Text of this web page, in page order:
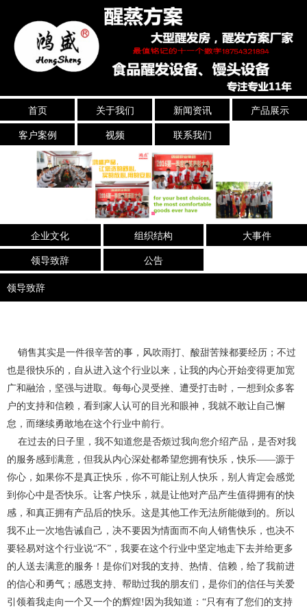
首页 关于我们 新闻资讯
产品展示
客户案例
视频 联系我们
企业文化 组织结构
大事件
领导致辞
公告
领导致辞
销售其实是一件很辛苦的事，风吹雨打、酸甜苦辣都要经历；不过
也是很快乐的，自从进入这个行业以来，让我的内心开始变得更加宽
广和融洽，坚强与进取。每每心灵受挫、遭受打击时，一想到众多客
户的支持和信赖，看到家人认可的目光和眼神，我就不敢让自己懈
怠，而继续勇敢地在这个行业中前行。
在过去的日子里，我不知道您是否烦过我向您介绍产品，是否对我
的服务感到满意，但我从内心深处都希望您拥有快乐，快乐——源于
你心，如果你不是真正快乐，你不可能让别人快乐，别人肯定会感觉
到你心中是否快乐。让客户快乐，就是让他对产品产生值得拥有的快
感，和真正拥有产品后的快乐。这是其他工作无法所能做到的。所以
我不止一次地告诫自己，决不要因为情面而不向人销售快乐，也决不
要轻易对这个行业说“不”，我要在这个行业中坚定地走下去并给更多
的人送去满意的服务！是你们对我的支持、热情、信赖，给了我前进
的信心和勇气；感恩支持、帮助过我的朋友们，是你们的信任与关爱
引领着我走向一个又一个的辉煌!因为我知道：“只有有了您们的支持